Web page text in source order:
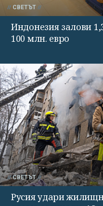
СВЕТЪТ
Индонезия залови
100 млн. евро
СВЕТЪТ
Русия удари